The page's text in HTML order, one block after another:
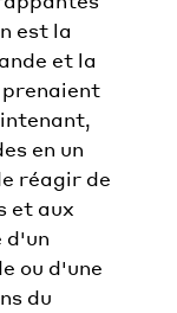
est la
et la
en un
réagir de
et aux
d'un
ou d'une
du